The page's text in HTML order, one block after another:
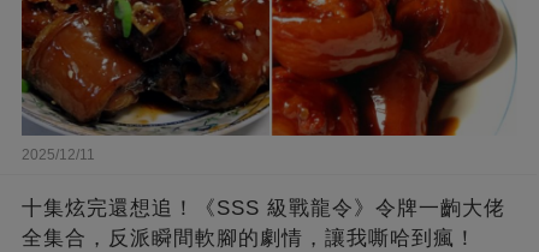
2025/12/11
十集炫完還想追！《SSS 級戰龍令》令牌一齣大佬
全集合，反派瞬間軟腳的劇情，讓我嘶哈到瘋！